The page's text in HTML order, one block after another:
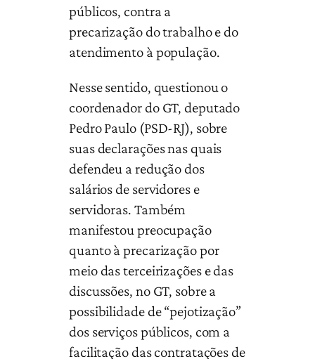
públicos, contra a
precarização do trabalho e do
atendimento à população.
Nesse sentido, questionou o
coordenador do GT, deputado
Pedro Paulo (PSD-RJ), sobre
suas declarações nas quais
defendeu a redução dos
salários de servidores e
servidoras. Também
manifestou preocupação
quanto à precarização por
meio das terceirizações e das
discussões, no GT, sobre a
possibilidade de “pejotização”
dos serviços públicos, com a
facilitação das contratações de